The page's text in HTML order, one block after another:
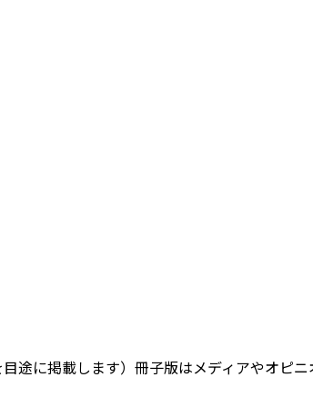
途に掲載します）冊子版はメディアやオピ